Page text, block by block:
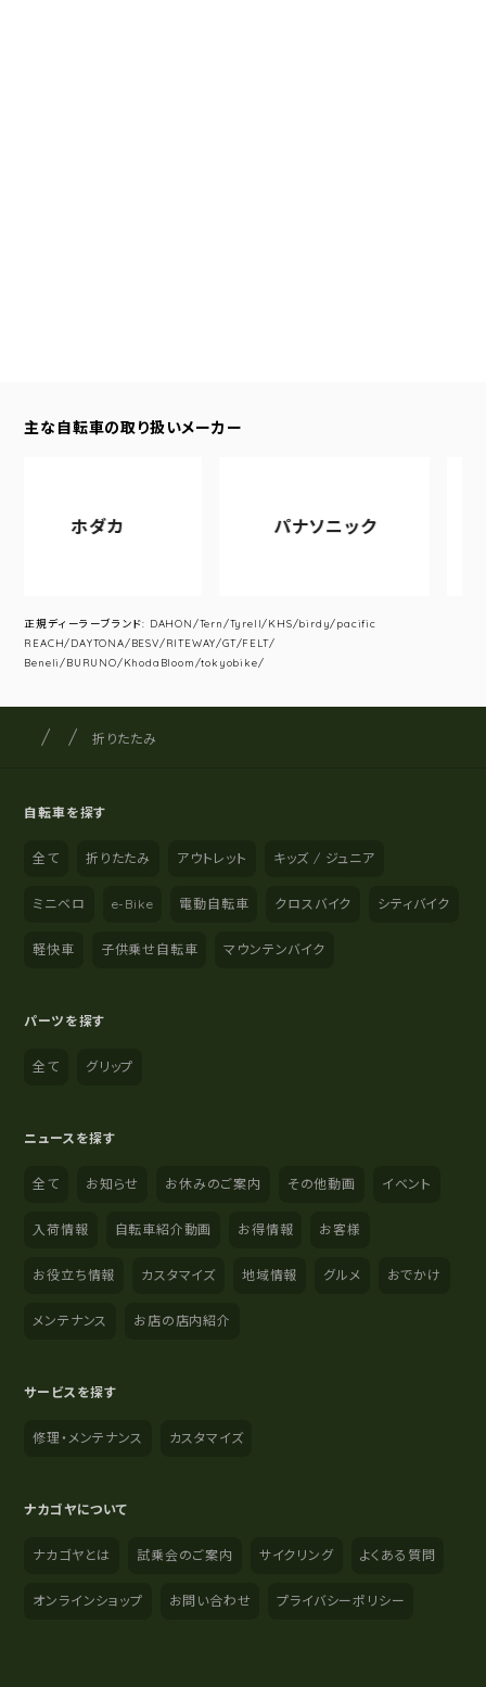
主な自転車の取り扱いメーカー
ホダカ パナソニック
正規ディーラーブランド: DAHON/Tern/Tyrell/KHS/birdy/pacific
REACH/DAYTONA/BESV/RITEWAY/GT/FELT/
Beneli/BURUNO/KhodaBloom/tokyobike/
サイト内の現在地
サイクルショップナカゴヤ
折りたたみ
自転車を探す
全て 折りたたみ アウトレット キッズ / ジュニア
ミニベロ e-Bike 電動自転車 クロスバイク シティバイク
軽快車 子供乗せ自転車 マウンテンバイク
パーツを探す
全て グリップ
ニュースを探す
全て お知らせ お休みのご案内 その他動画 イベント
入荷情報 自転車紹介動画 お得情報 お客様
お役立ち情報 カスタマイズ 地域情報 グルメ おでかけ
メンテナンス お店の店内紹介
サービスを探す
修理・メンテナンス カスタマイズ
ナカゴヤについて
ナカゴヤとは 試乗会のご案内 サイクリング よくある質問
オンラインショップ お問い合わせ プライバシーポリシー